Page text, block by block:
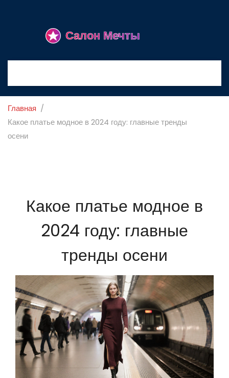
Главная
Какое платье модное в 2024 году: главные тренды
осени
Какое платье модное в
2024 году: главные
тренды осени